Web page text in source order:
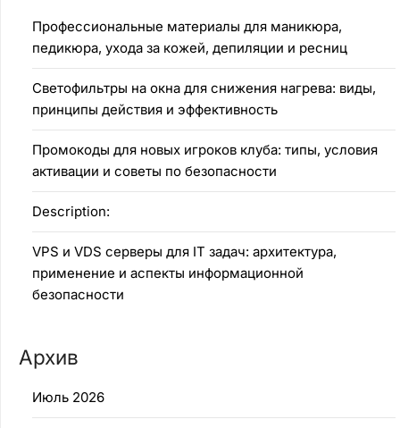
Профессиональные материалы для маникюра,
педикюра, ухода за кожей, депиляции и ресниц
Светофильтры на окна для снижения нагрева: виды,
принципы действия и эффективность
Промокоды для новых игроков клуба: типы, условия
активации и советы по безопасности
Description:
VPS и VDS серверы для IT задач: архитектура,
применение и аспекты информационной
безопасности
Архив
Июль 2026